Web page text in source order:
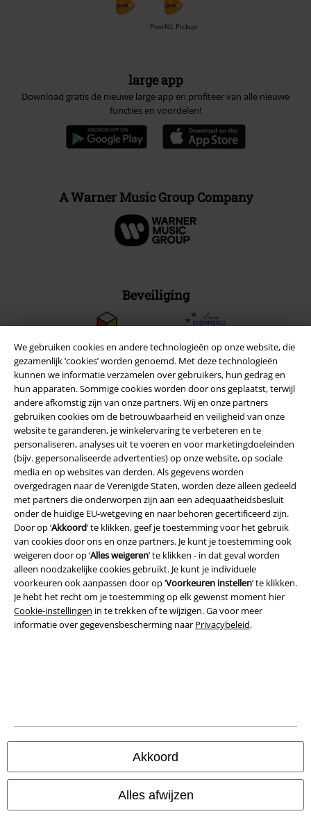
We gebruiken cookies en andere technologieën op onze website, die
gezamenlijk ‘cookies’ worden genoemd. Met deze technologieën
kunnen we informatie verzamelen over gebruikers, hun gedrag en
hun apparaten. Sommige cookies worden door ons geplaatst, terwijl
andere afkomstig zijn van onze partners. Wij en onze partners
gebruiken cookies om de betrouwbaarheid en veiligheid van onze
website te garanderen, je winkelervaring te verbeteren en te
personaliseren, analyses uit te voeren en voor marketingdoeleinden
(bijv. gepersonaliseerde advertenties) op onze website, op sociale
media en op websites van derden. Als gegevens worden
overgedragen naar de Verenigde Staten, worden deze alleen gedeeld
met partners die onderworpen zijn aan een adequaatheidsbesluit
onder de huidige EU-wetgeving en naar behoren gecertificeerd zijn.
Door op ‘Akkoord’ te klikken, geef je toestemming voor het gebruik
van cookies door ons en onze partners. Je kunt je toestemming ook
weigeren door op ‘Alles weigeren’ te klikken - in dat geval worden
alleen noodzakelijke cookies gebruikt. Je kunt je individuele
voorkeuren ook aanpassen door op ‘Voorkeuren instellen’ te klikken.
Je hebt het recht om je toestemming op elk gewenst moment hier
Cookie-instellingen in te trekken of te wijzigen. Ga voor meer
informatie over gegevensbescherming naar Privacybeleid.
Akkoord
Alles afwijzen
PostNL Pickup
large app
Download gratis de nieuwe large app en profiteer van alle nieuwe
functies en voordelen!
A Warner Music Group Company
Beveiliging
Legal
Algemene Voorwaarden
Bedrijfsgegevens
Privacyverklaring
Verklaring van conformiteit
Alle prijzen incl.wettelijke BTW
© 1986-2026 Large Popmerchandising B.V.